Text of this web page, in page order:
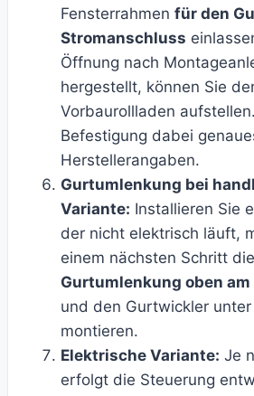
Fensterrahmen für den
Stromanschluss
Öffnung nach
hergestellt, können Sie
Vorbaurollladen
Befestigung dabei
Herstellerangaben.
Gurtumlenkung bei
Variante: Installieren Sie
der nicht elektrisch läuft,
einem nächsten Schritt die
Gurtumlenkung oben
und den Gurtwickler unter
montieren.
Elektrische Variante: Je
erfolgt die Steuerung